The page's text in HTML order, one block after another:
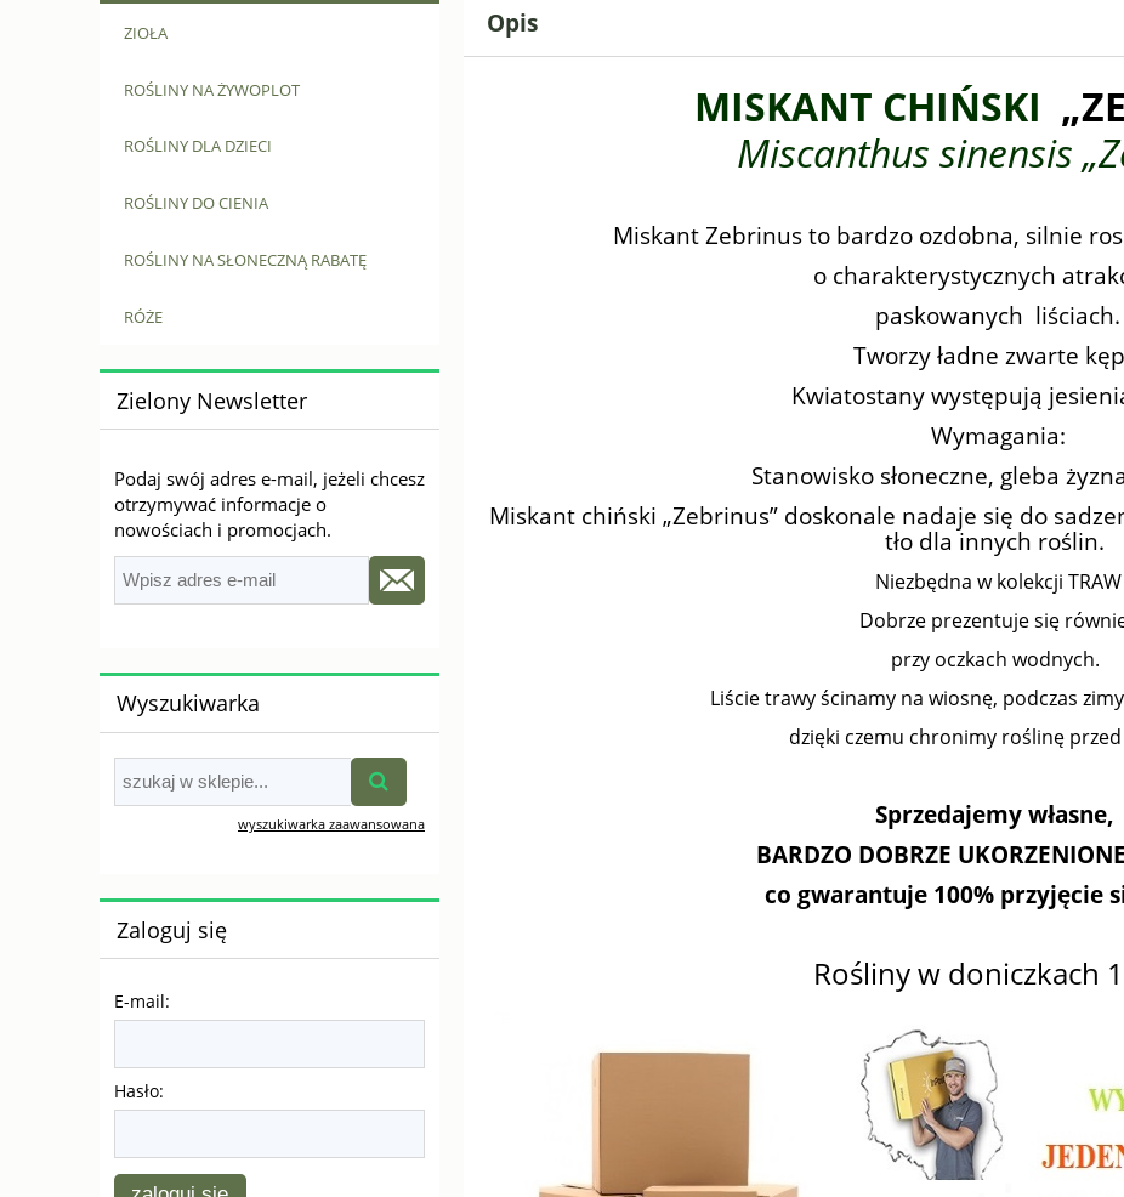
ZIOŁA
ROŚLINY NA ŻYWOPLOT
ROŚLINY DLA DZIECI
ROŚLINY DO CIENIA
ROŚLINY NA SŁONECZNĄ RABATĘ
RÓŻE
Zielony Newsletter
Podaj swój adres e-mail, jeżeli chcesz
otrzymywać informacje o
nowościach i promocjach.
Wyszukiwarka
wyszukiwarka zaawansowana
Zaloguj się
E-mail:
Hasło:
Opis
MISKANT CHIŃSKI
Miscanthus sinensis
Miskant Zebrinus to bardzo ozdobna, silnie
o charakterystycznych
paskowanych liściach.
Tworzy ładne zwarte
Kwiatostany występują
Wymagania:
Stanowisko słoneczne, gleba
Miskant chiński „Zebrinus” doskonale nadaje się do
tło dla innych roślin.
Niezbędna w kolekcji TRAW
Dobrze prezentuje się
przy oczkach wodnych.
Liście trawy ścinamy na wiosnę, podczas
dzięki czemu chronimy roślinę
Sprzedajemy własne,
BARDZO DOBRZE
co gwarantuje 100% przyjęcie
Rośliny w doniczkach